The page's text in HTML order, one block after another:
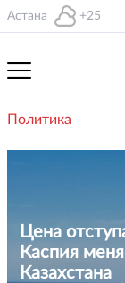
Астана +25
Политика
Цена
Каспия
Казахстана